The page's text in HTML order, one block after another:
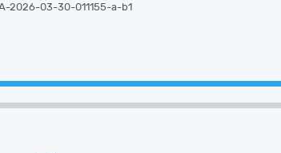
2026-03-30-011155-a-b1